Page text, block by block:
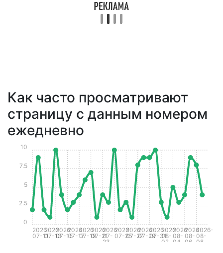
Как часто просматривают
страницу с данным номером
ежедневно
2026-
07-11
2026-
07-13
2026-
07-15
2026-
07-17
2026-
07-19
2026-
07-21
2026-
07-
23
2026-
07-25
2026-
07-27
2026-
07-29
2026-
07-31
2026-
08-
02
2026-
08-
04
2026-
08-
06
2026-
08-
08
0
2.5
5
7.5
10